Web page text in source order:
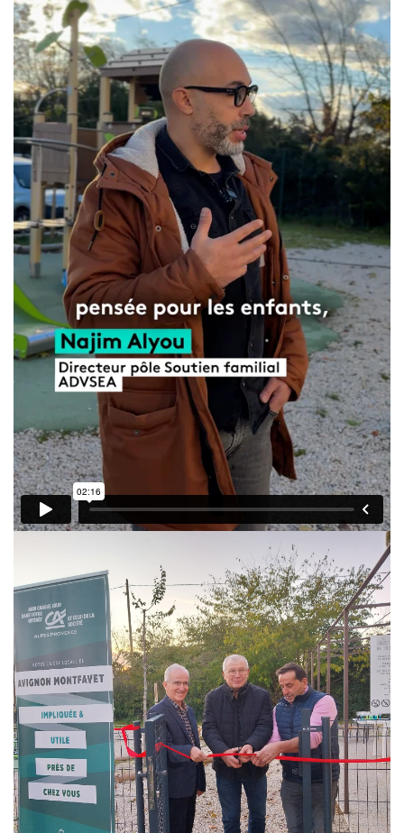
Conseil d’administration
Le siège
Son équipe
Ses locaux
Son histoire
Ses missions, son objet
Rapports d’activité
Les Pôles
Pôle Socio-­Éducatif
Service de Prévention spécialisée territorialisée
Pôle Milieu Ouvert
SIE
AEMO
Pôle Protection et Soutien Familial
Médiation familiale
VPT
AGBF
MJPM